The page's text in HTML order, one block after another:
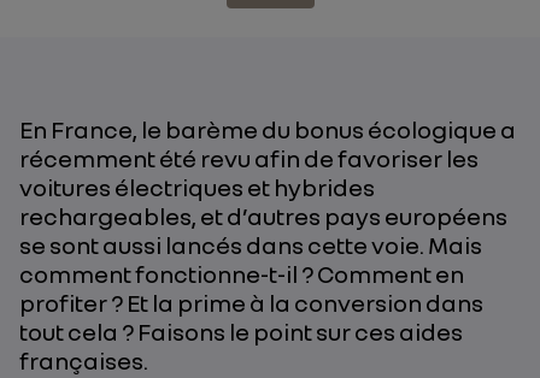
En France, le barème du bonus écologique a
récemment été revu afin de favoriser les
voitures électriques et hybrides
rechargeables, et d’autres pays européens
se sont aussi lancés dans cette voie. Mais
comment fonctionne-t-il ? Comment en
profiter ? Et la prime à la conversion dans
tout cela ? Faisons le point sur ces aides
françaises.